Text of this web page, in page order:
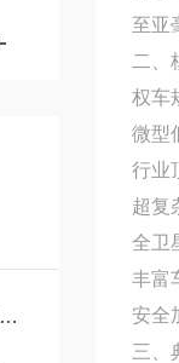
至亚
二、
权车
微型
行业
超复
全卫
丰富
安全
三、